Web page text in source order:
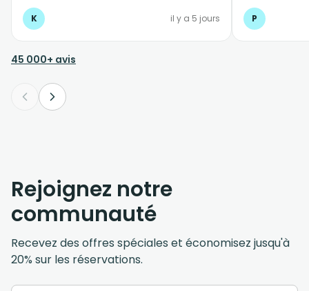
K il y a 5 jours P
45 000+ avis
Rejoignez notre
communauté
Recevez des offres spéciales et économisez jusqu'à
20% sur les réservations.